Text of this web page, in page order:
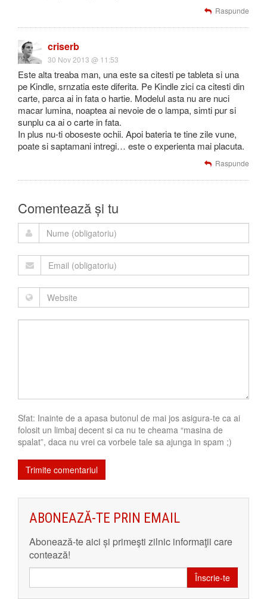
Raspunde
criserb
30 Nov 2013 @ 11:53
Este alta treaba man, una este sa citesti pe tableta si una
pe Kindle, srnzatia este diferita. Pe Kindle zici ca citesti din
carte, parca ai in fata o hartie. Modelul asta nu are nuci
macar lumina, noaptea ai nevoie de o lampa, simti pur si
sunplu ca ai o carte in fata.
In plus nu-ti oboseste ochii. Apoi bateria te tine zile vune,
poate si saptamani intregi… este o experienta mai placuta.
Raspunde
Comentează și tu
Sfat: Inainte de a apasa butonul de mai jos asigura-te ca ai
folosit un limbaj decent si ca nu te cheama “masina de
spalat”, daca nu vrei ca vorbele tale sa ajunga in spam ;)
ABONEAZĂ-TE PRIN EMAIL
Abonează-te aici și primeşti zilnic informaţii care
contează!
Înscrie-te